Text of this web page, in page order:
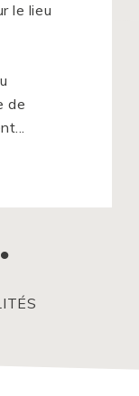
le lieu
de